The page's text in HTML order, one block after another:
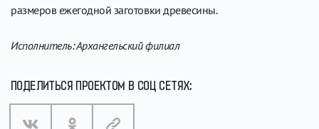
размеров ежегодной заготовки древесины.
Исполнитель: Архангельский филиал
ПОДЕЛИТЬСЯ ПРОЕКТОМ В СОЦ СЕТЯХ: